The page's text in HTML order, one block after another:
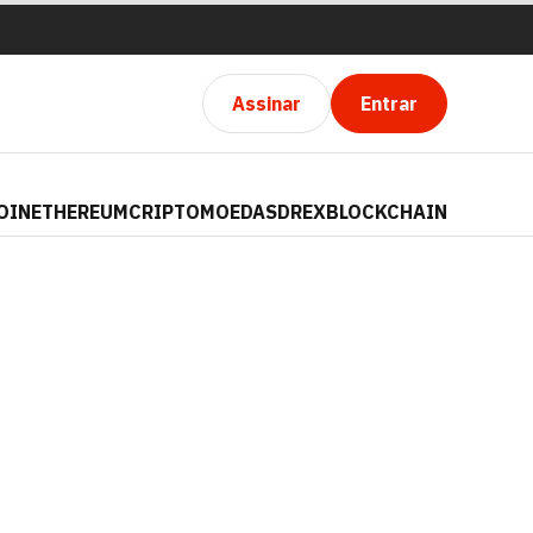
Assinar Entrar
ETHEREUMCRIPTOMOEDASDREXBLOCKCHAIN